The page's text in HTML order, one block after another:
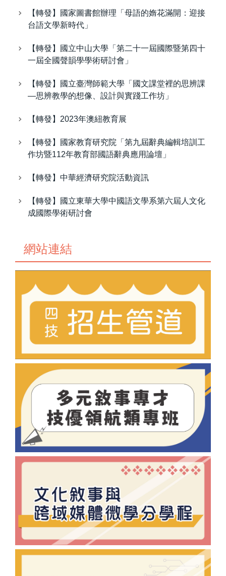
【轉發】國家圖書館辦理「母語的媠花滿開：迎接
台語文學新時代」
【轉發】國立中山大學「第二十一屆國際暨第四十
一屆全國聲韻學學術研討會」
【轉發】國立臺灣師範大學「國文課堂裡的思辨課
—思辨教學的想像、設計與實踐工作坊」
【轉發】2023年澳紐教育展
【轉發】國家教育研究院「第九屆辭典編輯培訓工
作坊暨112年教育部國語辭典應用論壇」
【轉發】中華經濟研究院活動資訊
【轉發】國立東華大學中國語文學系第六屆人文化
成國際學術研討會
網站連結